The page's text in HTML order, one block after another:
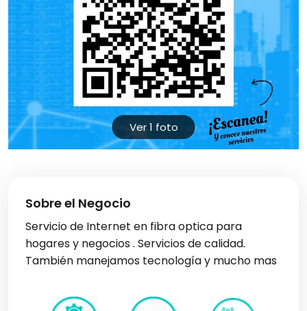
Ver 1 foto
Sobre el Negocio
Servicio de Internet en fibra optica para
hogares y negocios . Servicios de calidad.
También manejamos tecnología y mucho mas